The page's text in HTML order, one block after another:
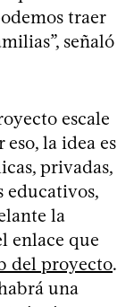
traer
señaló
escale
la idea es
privadas,
educativos,
la
enlace que
del proyecto.
una